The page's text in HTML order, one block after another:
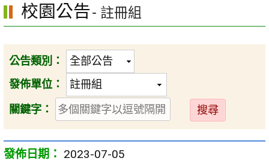
容
校園公告- 註冊組
公告類別：
發佈單位：
關鍵字：
送
出
2023-07-05